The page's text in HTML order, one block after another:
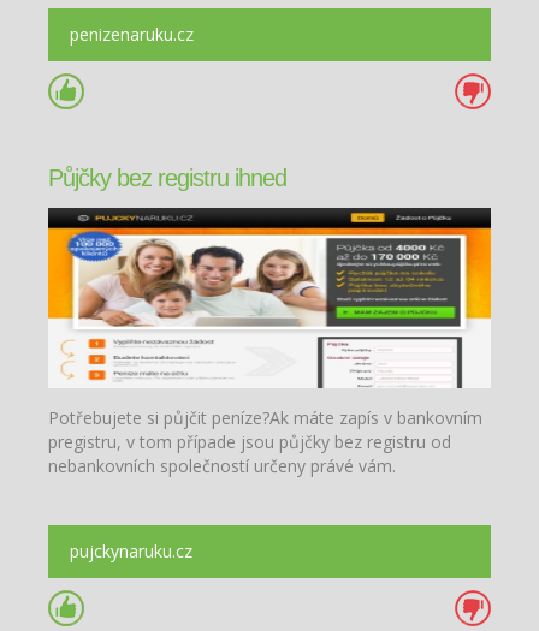
penizenaruku.cz
Půjčky bez registru ihned
Potřebujete si půjčit peníze?Ak máte zapís v bankovním
pregistru, v tom případe jsou půjčky bez registru od
nebankovních společností určeny právé vám.
pujckynaruku.cz